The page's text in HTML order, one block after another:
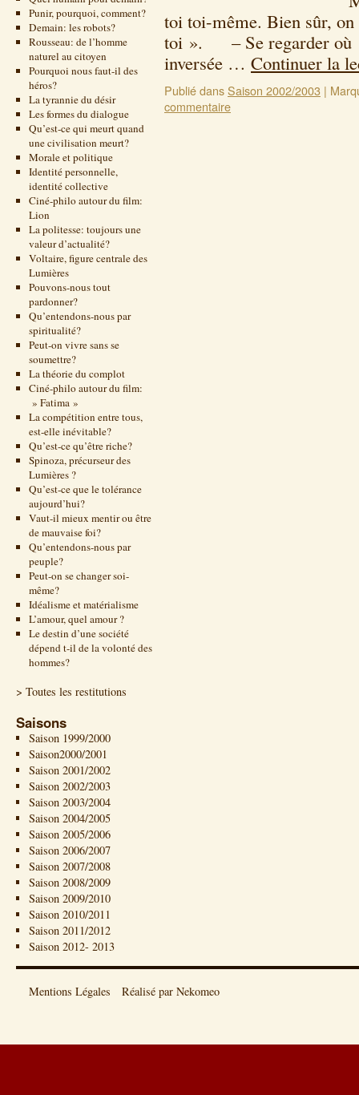
Punir, pourquoi, comment?
Demain: les robots?
Rousseau: de l’homme
naturel au citoyen
Pourquoi nous faut-il des
héros?
La tyrannie du désir
Les formes du dialogue
Qu’est-ce qui meurt quand
une civilisation meurt?
Morale et politique
Identité personnelle,
identité collective
Ciné-philo autour du film:
Lion
La politesse: toujours une
valeur d’actualité?
Voltaire, figure centrale des
Lumières
Pouvons-nous tout
pardonner?
Qu’entendons-nous par
spiritualité?
Peut-on vivre sans se
soumettre?
La théorie du complot
Ciné-philo autour du film:
» Fatima »
La compétition entre tous,
est-elle inévitable?
Qu’est-ce qu’être riche?
Spinoza, précurseur des
Lumières ?
Qu’est-ce que le tolérance
aujourd’hui?
Vaut-il mieux mentir ou être
de mauvaise foi?
Qu’entendons-nous par
peuple?
Peut-on se changer soi-
même?
Idéalisme et matérialisme
L’amour, quel amour ?
Le destin d’une société
dépend t-il de la volonté des
hommes?
> Toutes les restitutions
Saisons
Saison 1999/2000
Saison2000/2001
Saison 2001/2002
Saison 2002/2003
Saison 2003/2004
Saison 2004/2005
Saison 2005/2006
Saison 2006/2007
Saison 2007/2008
Saison 2008/2009
Saison 2009/2010
Saison 2010/2011
Saison 2011/2012
Saison 2012- 2013
toi toi-même. Bien sûr, on
toi ». – Se regarder où
inversée … Continuer la
Publié dansSaison 2002/2003 |
commentaire
Mentions Légales Réalisé par Nekomeo